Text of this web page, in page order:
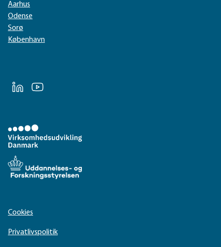
Aarhus
Odense
Sorø
København
LinkedInYoutube
Cookies
Privatlivspolitik